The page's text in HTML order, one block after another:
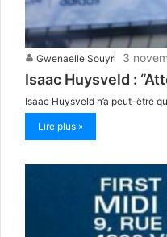
Gwenaelle Souyri 3
Isaac Huysveld :
Isaac Huysveld n’a peut-être
Lire plus »